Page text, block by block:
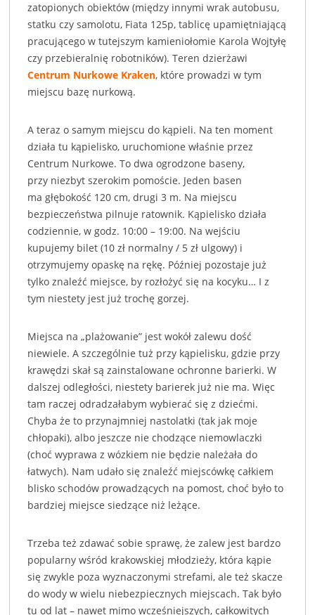
zatopionych obiektów (między innymi wrak autobusu,
statku czy samolotu, Fiata 125p, tablicę upamiętniającą
pracującego w tutejszym kamieniołomie Karola Wojtyłę
czy przebieralnię robotników). Teren dzierżawi
Centrum Nurkowe Kraken, które prowadzi w tym
miejscu bazę nurkową.
A teraz o samym miejscu do kąpieli. Na ten moment
działa tu kąpielisko, uruchomione właśnie przez
Centrum Nurkowe. To dwa ogrodzone baseny,
przy niezbyt szerokim pomoście. Jeden basen
ma głębokość 120 cm, drugi 3 m. Na miejscu
bezpieczeństwa pilnuje ratownik. Kąpielisko działa
codziennie, w godz. 10:00 – 19:00. Na wejściu
kupujemy bilet (10 zł normalny / 5 zł ulgowy) i
otrzymujemy opaskę na rękę. Później pozostaje już
tylko znaleźć miejsce, by rozłożyć się na kocyku… I z
tym niestety jest już trochę gorzej.
Miejsca na „plażowanie” jest wokół zalewu dość
niewiele. A szczególnie tuż przy kąpielisku, gdzie przy
krawędzi skał są zainstalowane ochronne barierki. W
dalszej odległości, niestety barierek już nie ma. Więc
tam raczej odradzałabym wybierać się z dziećmi.
Chyba że to przynajmniej nastolatki (tak jak moje
chłopaki), albo jeszcze nie chodzące niemowlaczki
(choć wyprawa z wózkiem nie będzie należała do
łatwych). Nam udało się znaleźć miejscówkę całkiem
blisko schodów prowadzących na pomost, choć było to
bardziej miejsce siedzące niż leżące.
Trzeba też zdawać sobie sprawę, że zalew jest bardzo
popularny wśród krakowskiej młodzieży, która kąpie
się zwykle poza wyznaczonymi strefami, ale też skacze
do wody w wielu niebezpiecznych miejscach. Tak było
tu od lat – nawet mimo wcześniejszych, całkowitych